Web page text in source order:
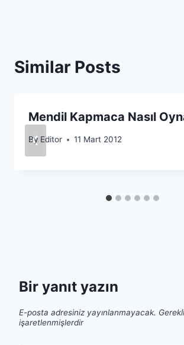
Similar Posts
Mendil Kapmaca Nasıl
By Editor 11 Mart 2012
Bir yanıt yazın
E-posta adresiniz yayınlanmayacak.
işaretlenmişlerdir